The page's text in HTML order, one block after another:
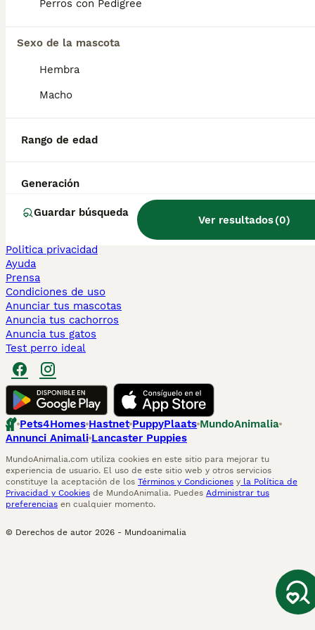
Perros con Pedigree
Sexo de la mascota
Hembra
Macho
Rango de edad
Generación
Guardar búsqueda
Ver resultados(0)
Sphynx en venta
Maine Coon en venta
Persa en venta
Teckel en Barcelona
Chihuahua en Sevilla
Perros en adopcion
Información
Politica privacidad
Ayuda
Prensa
Condiciones de uso
Anunciar tus mascotas
Anuncia tus cachorros
Anuncia tus gatos
Test perro ideal
Pets4Homes Hastnet PuppyPlaats MundoAnimalia
Annunci Animali Lancaster Puppies
MundoAnimalia.com utiliza cookies en este sitio para mejorar tu
experiencia de usuario. El uso de este sitio web y otros servicios
constituye la aceptación de los Términos y Condiciones y la Política de
Privacidad y Cookies de MundoAnimalia. Puedes Administrar tus
preferencias en cualquier momento.
© Derechos de autor 2026 - Mundoanimalia